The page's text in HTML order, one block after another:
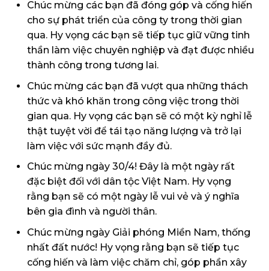
Chúc mừng các bạn đã đóng góp và cống hiến
cho sự phát triển của công ty trong thời gian
qua. Hy vọng các bạn sẽ tiếp tục giữ vững tinh
thần làm việc chuyên nghiệp và đạt được nhiều
thành công trong tương lai.
Chúc mừng các bạn đã vượt qua những thách
thức và khó khăn trong công việc trong thời
gian qua. Hy vọng các bạn sẽ có một kỳ nghỉ lễ
thật tuyệt vời để tái tạo năng lượng và trở lại
làm việc với sức mạnh đầy đủ.
Chúc mừng ngày 30/4! Đây là một ngày rất
đặc biệt đối với dân tộc Việt Nam. Hy vọng
rằng bạn sẽ có một ngày lễ vui vẻ và ý nghĩa
bên gia đình và người thân.
Chúc mừng ngày Giải phóng Miền Nam, thống
nhất đất nước! Hy vọng rằng bạn sẽ tiếp tục
cống hiến và làm việc chăm chỉ, góp phần xây